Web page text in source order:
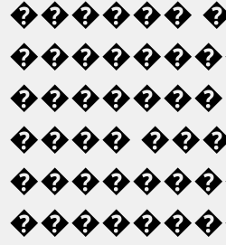
������
����